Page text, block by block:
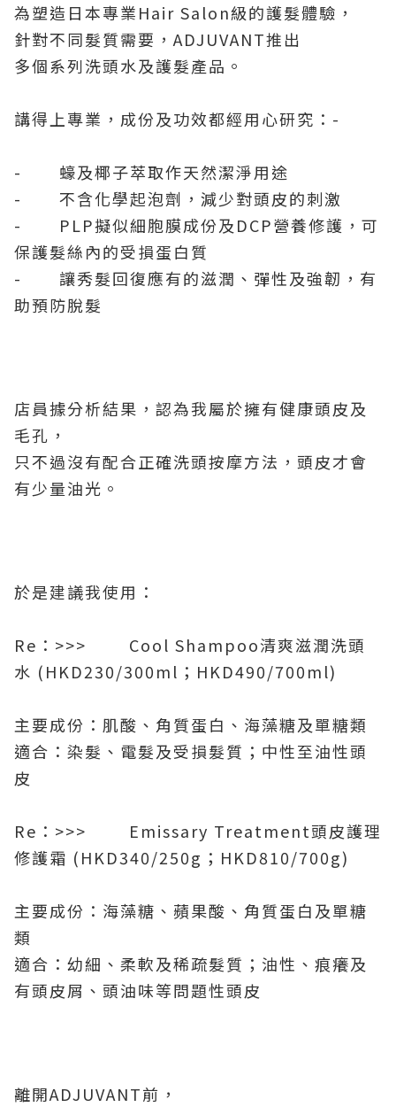
為塑造日本專業Hair Salon級的護髮體驗，
針對不同髮質需要，ADJUVANT推出
多個系列洗頭水及護髮產品。
講得上專業，成份及功效都經用心研究：-
- 蠔及椰子萃取作天然潔淨用途
- 不含化學起泡劑，減少對頭皮的刺激
- PLP擬似細胞膜成份及DCP營養修護，可
保護髮絲內的受損蛋白質
- 讓秀髮回復應有的滋潤、彈性及強韌，有
助預防脫髮
店員據分析結果，認為我屬於擁有健康頭皮及
毛孔，
只不過沒有配合正確洗頭按摩方法，頭皮才會
有少量油光。
於是建議我使用：
Re：>>> Cool Shampoo清爽滋潤洗頭
水 (HKD230/300ml；HKD490/700ml)
主要成份：肌酸、角質蛋白、海藻糖及單糖類
適合：染髮、電髮及受損髮質；中性至油性頭
皮
Re：>>> Emissary Treatment頭皮護理
修護霜 (HKD340/250g；HKD810/700g)
主要成份：海藻糖、蘋果酸、角質蛋白及單糖
類
適合：幼細、柔軟及稀疏髮質；油性、痕癢及
有頭皮屑、頭油味等問題性頭皮
離開ADJUVANT前，